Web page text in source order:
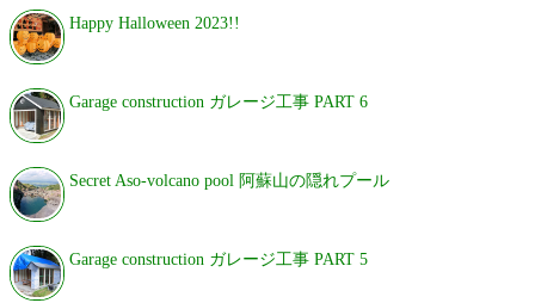
Happy Halloween 2023!!
Garage construction ガレージ工事 PART 6
Secret Aso-volcano pool 阿蘇山の隠れプール
Garage construction ガレージ工事 PART 5